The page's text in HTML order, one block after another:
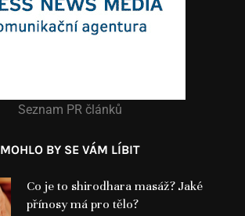
Seznam PR článků
MOHLO BY SE VÁM LÍBIT
Co je to shirodhara masáž? Jaké
přínosy má pro tělo?